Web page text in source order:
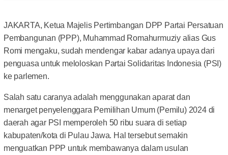
JAKARTA, Ketua Majelis Pertimbangan DPP Partai Persatuan
Pembangunan (PPP), Muhammad Romahurmuziy alias Gus
Romi mengaku, sudah mendengar kabar adanya upaya dari
penguasa untuk meloloskan Partai Solidaritas Indonesia (PSI)
ke parlemen.
Salah satu caranya adalah menggunakan aparat dan
menarget penyelenggara Pemilihan Umum (Pemilu) 2024 di
daerah agar PSI memperoleh 50 ribu suara di setiap
kabupaten/kota di Pulau Jawa. Hal tersebut semakin
menguatkan PPP untuk membawanya dalam usulan